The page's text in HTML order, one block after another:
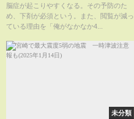
脳症が起こりやすくなる。その予防のた
め、下剤が必須という。また、閲覧が減っ
ている理由を「俺がなかなか4...
未分類